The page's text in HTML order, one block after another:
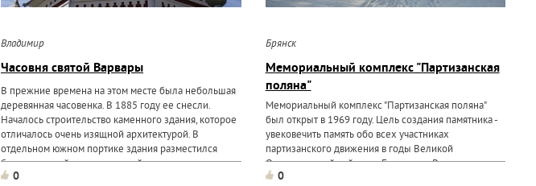
Владимир
Часовня святой Варвары
В прежние времена на этом месте была небольшая
деревянная часовенка. В 1885 году ее снесли.
Началось строительство каменного здания, которое
отличалось очень изящной архитектурой. В
отдельном южном портике здания разместился
белокаменный восьмигранный колодец сор святым
источником. Через дорогу...
0
Брянск
Мемориальный комплекс "Партизанская
поляна"
Мемориальный комплекс "Партизанская поляна"
был открыт в 1969 году. Цель создания памятника -
увековечить память обо всех участниках
партизанского движения в годы Великой
Отечественной войны на Брянщине. В последствии
мемориальный комплекс пополнялся новыми
0